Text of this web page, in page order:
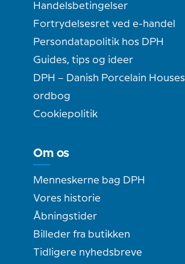
Handelsbetingelser
Fortrydelsesret ved e-handel
Persondatapolitik hos DPH
Guides, tips og ideer
DPH – Danish Porcelain Houses
ordbog
Cookiepolitik
Om os
Menneskerne bag DPH
Vores historie
Åbningstider
Billeder fra butikken
Tidligere nyhedsbreve